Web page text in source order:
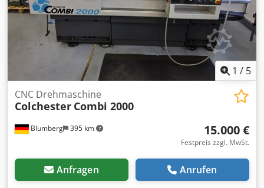
1 / 5
Blumberg 395 km
CNC Drehmaschine
Colchester Combi 2000
15.000 €
Festpreis zzgl. MwSt.
Anfragen Anrufen